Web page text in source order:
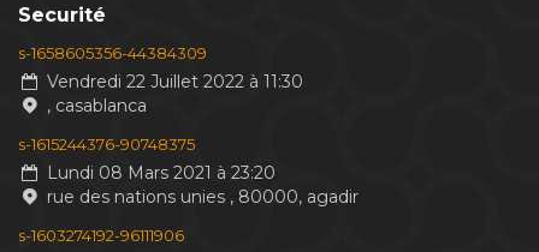
Securité
s-1658605356-44384309
Vendredi 22 Juillet 2022 à 11:30
, casablanca
s-1615244376-90748375
Lundi 08 Mars 2021 à 23:20
rue des nations unies , 80000, agadir
s-1603274192-96111906